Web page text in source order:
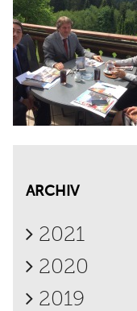
ARCHIV
2021
2020
2019